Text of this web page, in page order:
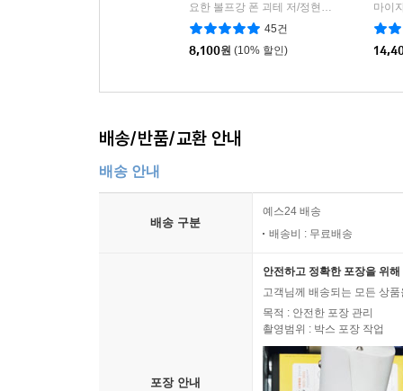
요한 볼프강 폰 괴테 저/정현규 역
을유문화
45건
8,100원 (10% 할인)
마이
배송/반품/교환 안내
배송 안내
배송 구분
예스24 배송
배송비 : 무료배송
포장 안내
안전하고 정확한 포장을 위
고객님께 배송되는 모든 상
목적 : 안전한 포장 관리
촬영범위 : 박스 포장 작업